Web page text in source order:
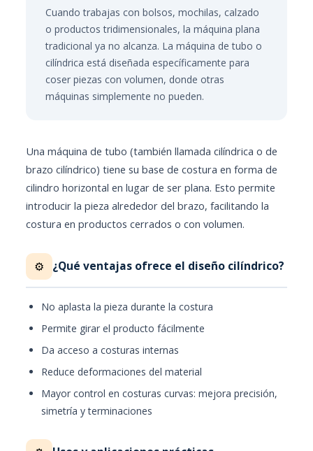
Cuando trabajas con bolsos, mochilas, calzado
o productos tridimensionales, la máquina plana
tradicional ya no alcanza. La máquina de tubo o
cilíndrica está diseñada específicamente para
coser piezas con volumen, donde otras
máquinas simplemente no pueden.
Una máquina de tubo (también llamada cilíndrica o de
brazo cilíndrico) tiene su base de costura en forma de
cilindro horizontal en lugar de ser plana. Esto permite
introducir la pieza alrededor del brazo, facilitando la
costura en productos cerrados o con volumen.
⚙️ ¿Qué ventajas ofrece el diseño cilíndrico?
No aplasta la pieza durante la costura
Permite girar el producto fácilmente
Da acceso a costuras internas
Reduce deformaciones del material
Mayor control en costuras curvas: mejora precisión,
simetría y terminaciones